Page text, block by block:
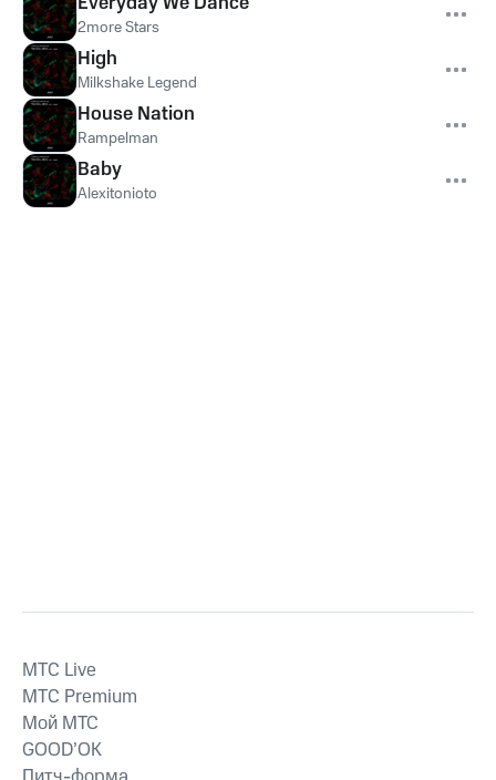
2more Stars
High
Milkshake Legend
House Nation
Rampelman
Baby
Alexitonioto
MTС Live
MTС Premium
Мой МТС
GOOD’OK